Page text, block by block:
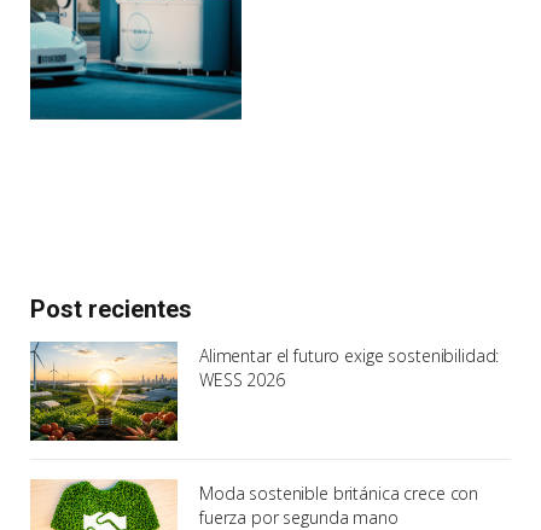
Post recientes
Alimentar el futuro exige sostenibilidad:
WESS 2026
Moda sostenible británica crece con
fuerza por segunda mano